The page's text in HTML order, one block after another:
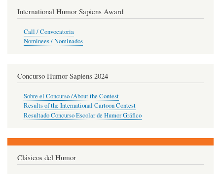
International Humor Sapiens Award
Call / Convocatoria
Nominees / Nominados
Concurso Humor Sapiens 2024
Sobre el Concurso /About the Contest
Results of the International Cartoon Contest
Resultado Concurso Escolar de Humor Gráfico
Clásicos del Humor